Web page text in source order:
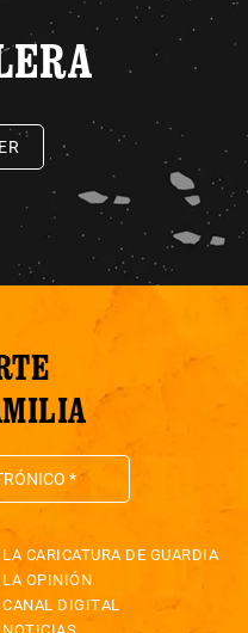
LA CARICATURA DE GUARDIA
LA OPINIÓN
CANAL DIGITAL
NOTICIAS